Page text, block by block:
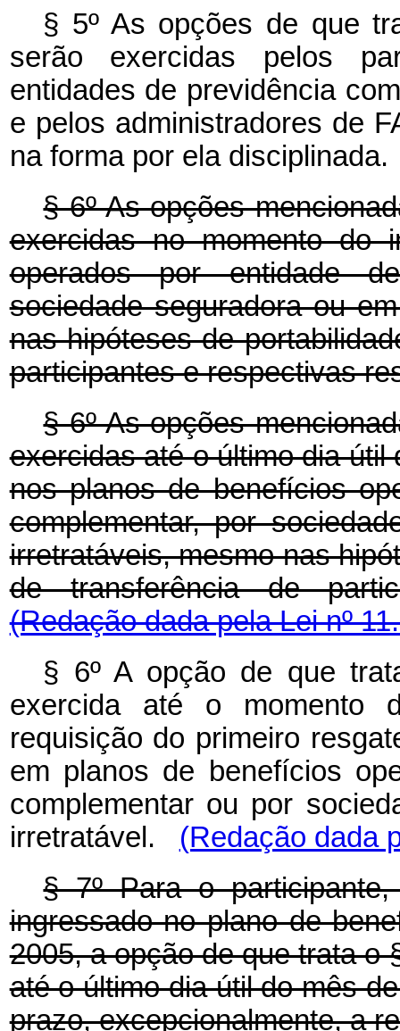
§ 5º As opções de que
serão exercidas pelos
entidades de previdência
e pelos administradores de
na forma por ela disciplinada.
§ 6º As opções
exercidas no momento do
operados por entidade
sociedade seguradora ou
nas hipóteses de
participantes e respectivas
§ 6º As opções
exercidas até o último dia
nos planos de benefícios
complementar, por
irretratáveis, mesmo nas
de transferência de
(Redação dada pela Lei nº
§ 6º A opção de que
exercida até o momento
requisição do primeiro
em planos de benefícios
complementar ou por
irretratável. (Redação dada
§ 7º Para o
ingressado no plano de
2005, a opção de que trata o
até o último dia útil do mês
prazo, excepcionalmente, a